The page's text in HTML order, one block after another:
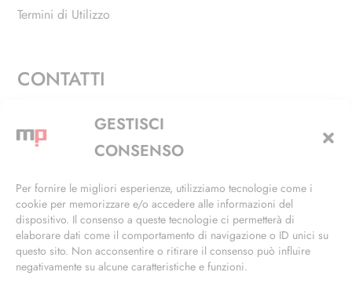
GESTISCI
CONSENSO
Per fornire le migliori esperienze, utilizziamo tecnologie come i
cookie per memorizzare e/o accedere alle informazioni del
dispositivo. Il consenso a queste tecnologie ci permetterà di
elaborare dati come il comportamento di navigazione o ID unici su
questo sito. Non acconsentire o ritirare il consenso può influire
negativamente su alcune caratteristiche e funzioni.
Termini di Utilizzo
CONTATTI
Via Alfieri, 27 - Trezzano Sul Naviglio (MI)
+39 02 4846 3155
info@masterphil.it